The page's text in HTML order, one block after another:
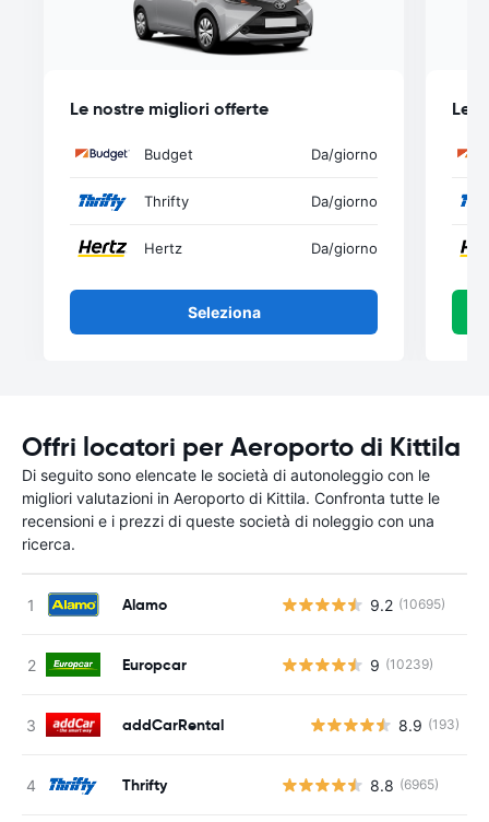
Le nostre migliori offerte
Budget Da/giorno
Thrifty Da/giorno
Hertz Da/giorno
Seleziona
Le
Offri locatori per Aeroporto di Kittila
Di seguito sono elencate le società di autonoleggio con le
migliori valutazioni in Aeroporto di Kittila. Confronta tutte le
recensioni e i prezzi di queste società di noleggio con una
ricerca.
Alamo 9.2 (10695)
Europcar 9 (10239)
addCarRental 8.9 (193)
Thrifty 8.8 (6965)